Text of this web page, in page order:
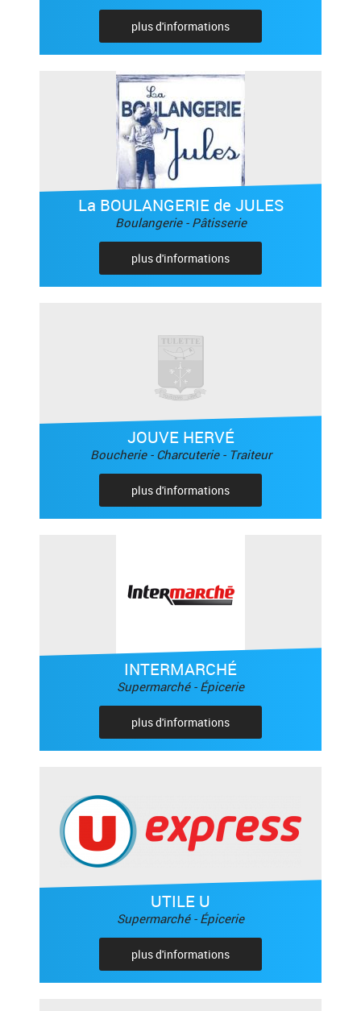
plus d'informations
La BOULANGERIE de JULES
Boulangerie - Pâtisserie
plus d'informations
JOUVE HERVÉ
Boucherie - Charcuterie - Traiteur
plus d'informations
INTERMARCHÉ
Supermarché - Épicerie
plus d'informations
UTILE U
Supermarché - Épicerie
plus d'informations